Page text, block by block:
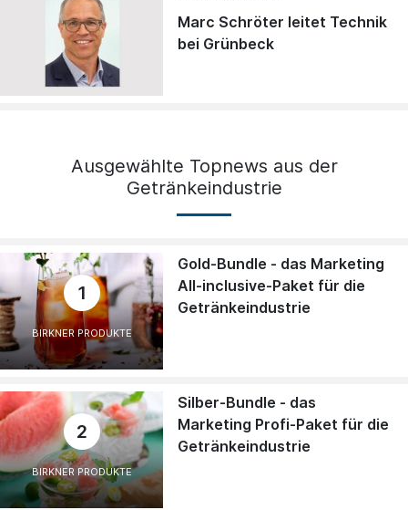
Marc Schröter leitet Technik
bei Grünbeck
Ausgewählte Topnews aus der
Getränkeindustrie
1
BIRKNER PRODUKTE
Gold-Bundle - das Marketing
All-inclusive-Paket für die
Getränkeindustrie
2
BIRKNER PRODUKTE
Silber-Bundle - das
Marketing Profi-Paket für die
Getränkeindustrie